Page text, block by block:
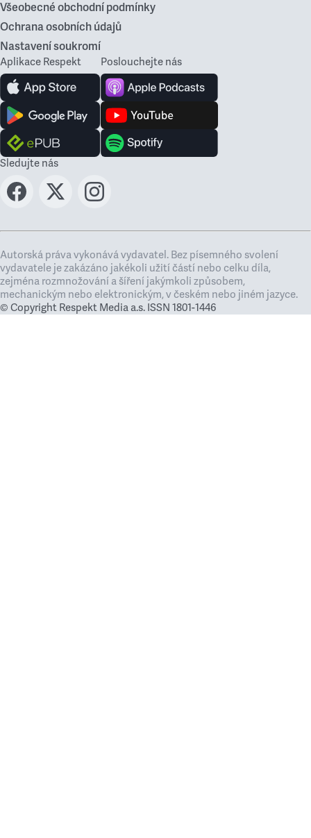
Všeobecné obchodní podmínky
Ochrana osobních údajů
Nastavení soukromí
Aplikace Respekt Poslouchejte nás
Sledujte nás
Autorská práva vykonává vydavatel. Bez písemného svolení
vydavatele je zakázáno jakékoli užití částí nebo celku díla,
zejména rozmnožování a šíření jakýmkoli způsobem,
mechanickým nebo elektronickým, v českém nebo jiném jazyce.
© Copyright Respekt Media a.s. ISSN 1801-1446